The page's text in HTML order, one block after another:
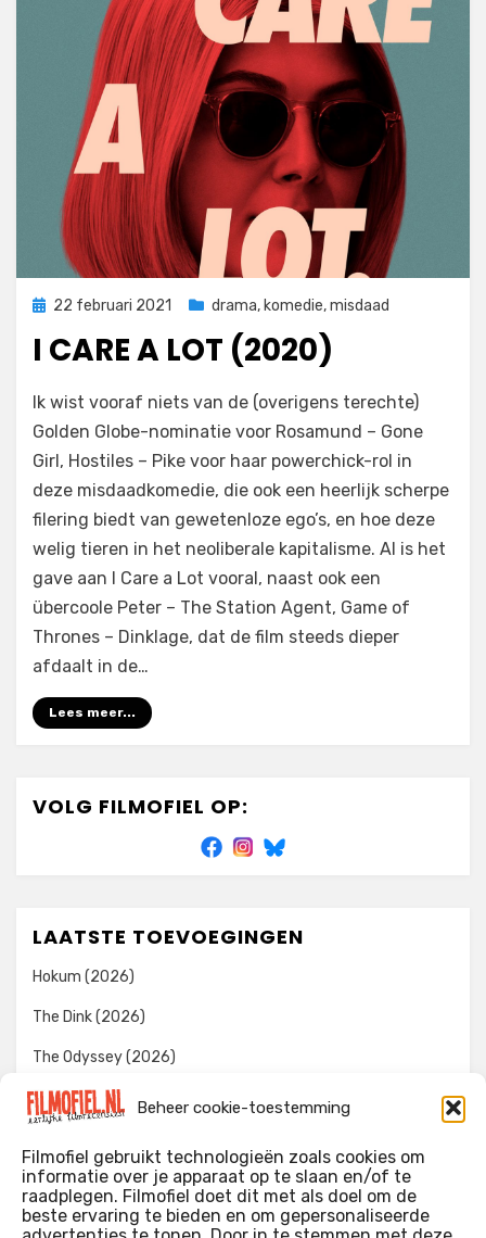
Beheer cookie-toestemming
Filmofiel gebruikt technologieën zoals cookies om
informatie over je apparaat op te slaan en/of te
raadplegen. Filmofiel doet dit met als doel om de
beste ervaring te bieden en om gepersonaliseerde
Geplaatst
22 februari 2021 drama, komedie,misdaad
I CARE A LOT (2020)
door Filmofiel.nl
Ik wist vooraf niets van de (overigens terechte)
Golden Globe-nominatie voor Rosamund – Gone
Girl, Hostiles – Pike voor haar powerchick-rol in
deze misdaadkomedie, die ook een heerlijk scherpe
filering biedt van gewetenloze ego’s, en hoe deze
welig tieren in het neoliberale kapitalisme. Al is het
gave aan I Care a Lot vooral, naast ook een
übercoole Peter – The Station Agent, Game of
Thrones – Dinklage, dat de film steeds dieper
afdaalt in de…
Lees meer...
VOLG FILMOFIEL OP:
LAATSTE TOEVOEGINGEN
Hokum (2026)
The Dink (2026)
The Odyssey (2026)
Evil Dead Burn (2026)
WIE IK BEN…?